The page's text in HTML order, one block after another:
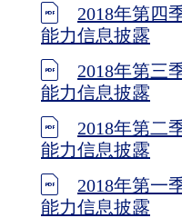
2018年第四
能力信息披露
2018年第三
能力信息披露
2018年第二
能力信息披露
2018年第一
能力信息披露